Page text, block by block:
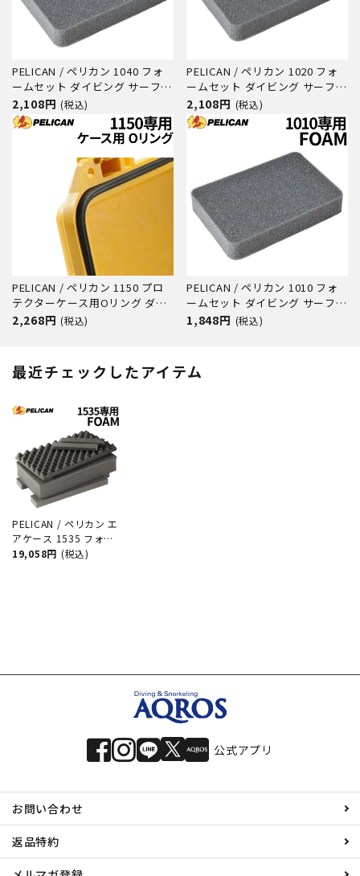
PELICAN / ペリカン 1040 フォ
ームセット ダイビング サーフィ
ン アウトドア キャンプ 釣り カ
メラ 精密機器 防水 防塵 耐衝撃
2,108円 (税込)
PELICAN / ペリカン 1020 フォ
ームセット ダイビング サーフィ
ン アウトドア キャンプ 釣り カ
メラ 精密機器 防水 防塵 耐衝撃
2,108円 (税込)
PELICAN / ペリカン 1150 プロ
テクターケース用Oリング ダイ
ビング サーフィン アウトドア
2,268円 (税込)
PELICAN / ペリカン 1010 フォ
ームセット ダイビング サーフィ
ン アウトドア キャンプ 釣り カ
1,848円 (税込)
最近チェックしたアイテム
PELICAN / ペリカン エ
アケース 1535 フォー
ムセット ダイビング
19,058円 (税込)
公式アプリ
お問い合わせ
返品特約